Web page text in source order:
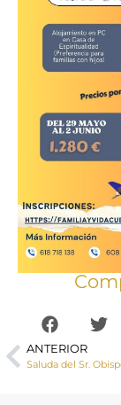
ANTERIOR